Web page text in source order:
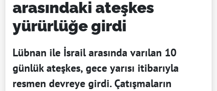
arasındaki ateşkes
yürürlüğe girdi
Lübnan ile İsrail arasında varılan 10
günlük ateşkes, gece yarısı itibarıyla
resmen devreye girdi. Çatışmaların